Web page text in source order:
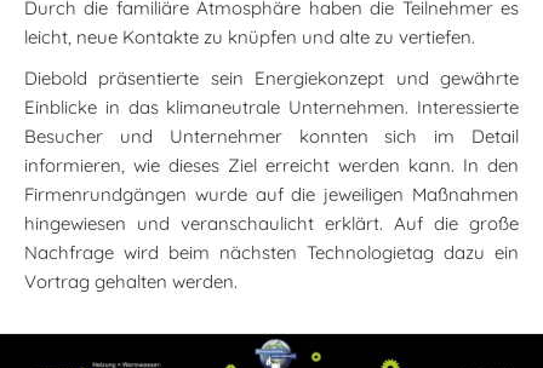
Durch die familiäre Atmosphäre haben die Teilnehmer es
leicht, neue Kontakte zu knüpfen und alte zu vertiefen.
Diebold präsentierte sein Energiekonzept und gewährte
Einblicke in das klimaneutrale Unternehmen. Interessierte
Besucher und Unternehmer konnten sich im Detail
informieren, wie dieses Ziel erreicht werden kann. In den
Firmenrundgängen wurde auf die jeweiligen Maßnahmen
hingewiesen und veranschaulicht erklärt. Auf die große
Nachfrage wird beim nächsten Technologietag dazu ein
Vortrag gehalten werden.